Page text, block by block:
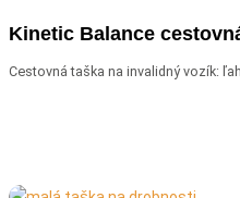
Kinetic Balance
Cestovná taška na invalidný vozík: